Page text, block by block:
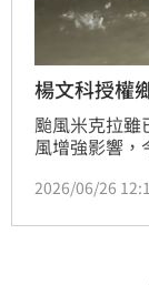
楊文科授權
颱風米克拉雖
風增強影響，
「授權自行決
2026/06/26